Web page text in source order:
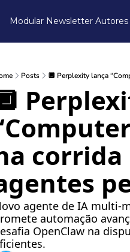
Modular Newsletter Autores
Posts 🔲 Perplexity lança
corrida
agente de IA multi-
automação
OpenClaw na